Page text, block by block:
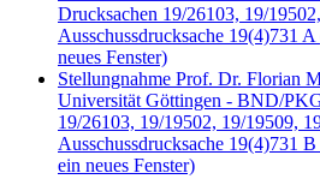
Drucksachen 19/26103, 19/
Ausschussdrucksache 19(4)731 A
neues Fenster)
Stellungnahme Prof. Dr. Florian
Universität Göttingen - BND/
19/26103, 19/19502, 19/19509,
Ausschussdrucksache 19(4)731 B
ein neues Fenster)